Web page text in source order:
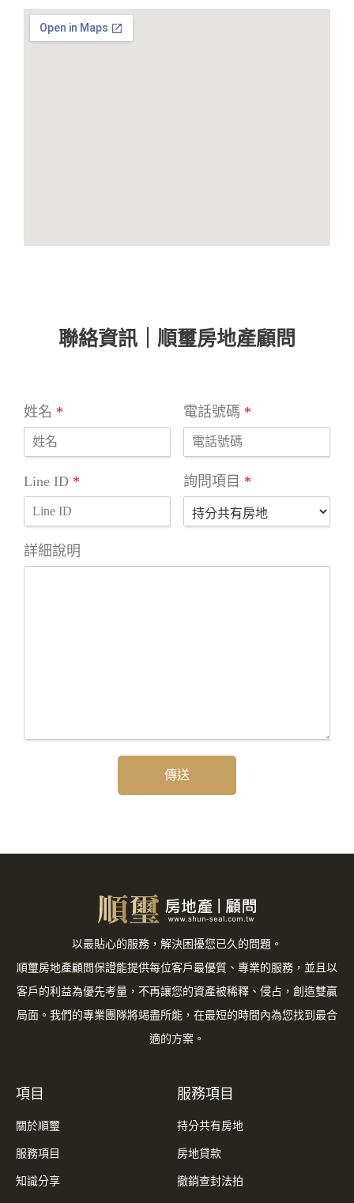
聯絡資訊｜順璽房地產顧問
姓名 * 電話號碼 *
Line ID * 詢問項目 *
詳細說明
傳送
以最貼心的服務，解決困擾您已久的問題。
順璽房地產顧問保證能提供每位客戶最優質、專業的服務，並且以
客戶的利益為優先考量，不再讓您的資產被稀釋、侵占，創造雙贏
局面。我們的專業團隊將竭盡所能，在最短的時間內為您找到最合
適的方案。
項目
關於順璽
服務項目
知識分享
服務項目
持分共有房地
房地貸款
撤銷查封法拍